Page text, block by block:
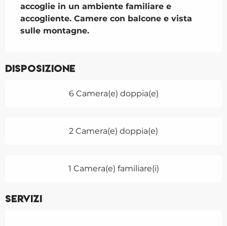
accoglie in un ambiente familiare e
accogliente. Camere con balcone e vista
sulle montagne.
Disposizione
6 Camera(e) doppia(e)
2 Camera(e) doppia(e)
1 Camera(e) familiare(i)
Servizi